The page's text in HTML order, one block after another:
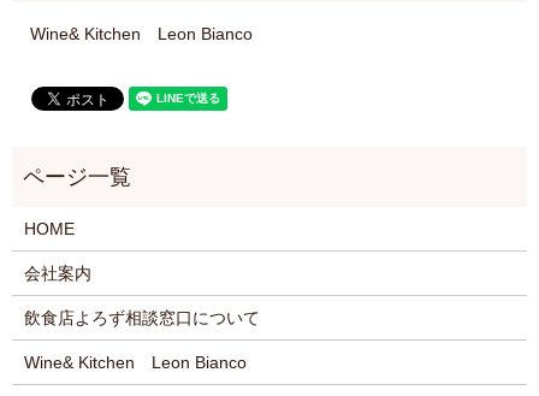
Wine& Kitchen Leon Bianco
HOME
会社案内
飲食店よろず相談窓口について
Wine& Kitchen Leon Bianco